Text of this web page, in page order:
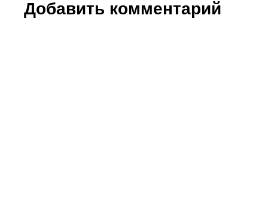
Добавить комментарий